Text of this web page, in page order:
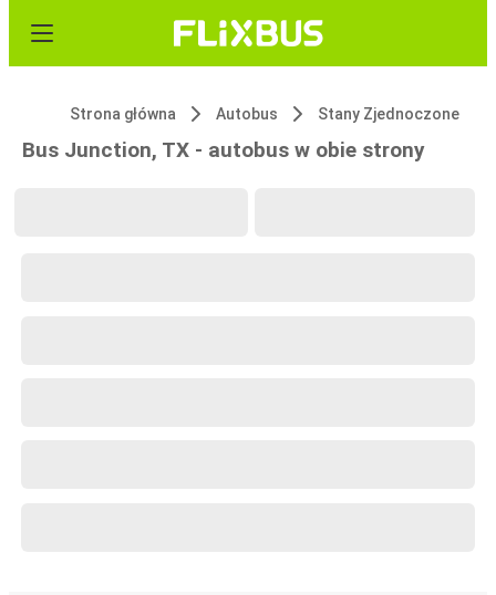
Strona główna Autobus Stany Zjednoczone
Bus Junction, TX - autobus w obie strony